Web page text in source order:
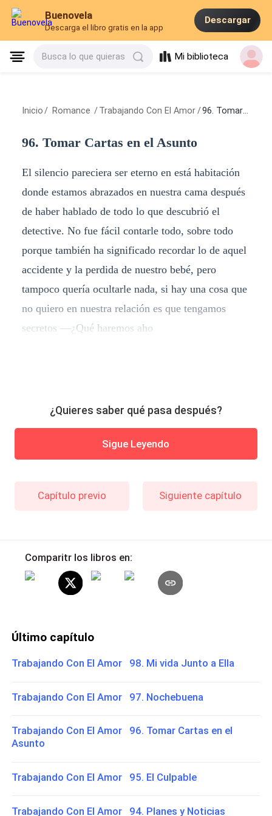
Buenovela
Descarga el libro gratis en la app
Descargar
Busca lo que quieras Mi biblioteca
Inicio / Romance /Trabajando Con El Amor /96. Tomar Cartas en el Asunto
96. Tomar Cartas en el Asunto
El silencio pareciera ser eterno en está habitación
donde estamos abrazados en nuestra cama después
de haber hablado de todo lo que descubrió el
detective. No fue fácil contarle todo, sobre todo
porque también ha significado recordar lo de aquel
accidente y la perdida de nuestro bebé, pero
tampoco quería ocultarle nada, si hay una cosa que
no quiero en nuestra relación es que tengamos
secretos —¿Qué haremos aho
¿Quieres saber qué pasa después?
Sigue Leyendo
Capítulo previo Siguiente capítulo
Comparitr los libros en:
Último capítulo
Trabajando Con El Amor 98. Mi vida Junto a Ella
Trabajando Con El Amor 97. Nochebuena
Trabajando Con El Amor 96. Tomar Cartas en el
Asunto
Trabajando Con El Amor 95. El Culpable
Trabajando Con El Amor 94. Planes y Noticias